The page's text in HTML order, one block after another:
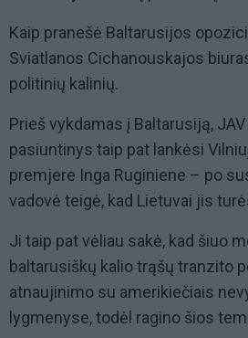
Kaip pranešė Baltarusijos
Sviatlanos Cichanouskajos
politinių kalinių.
Prieš vykdamas į Baltarusiją,
pasiuntinys taip pat lankėsi
premjere Inga Ruginiene – po
vadovė teigė, kad Lietuvai jis
Ji taip pat vėliau sakė, kad šiuo
baltarusiškų kalio trąšų tranzito
atnaujinimo su amerikiečiais
lygmenyse, todėl ragino šios